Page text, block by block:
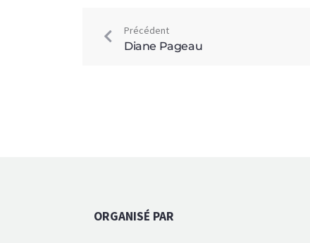
Précédent
Diane Pageau
ORGANISÉ PAR